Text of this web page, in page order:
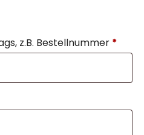
z.B. Bestellnummer *